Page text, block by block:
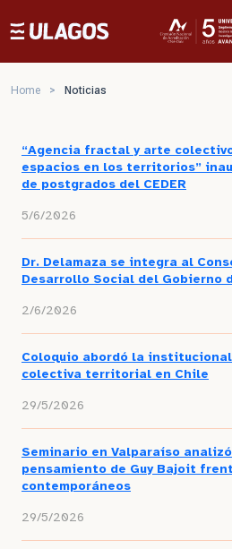
Ulagos
Home > Noticias
“Agencia fractal y arte
espacios en los territorios”
de postgrados del CEDER
5/6/2026
Dr. Delamaza se integra al
Desarrollo Social del Gobierno
2/6/2026
Coloquio abordó la
colectiva territorial en Chile
29/5/2026
Seminario en Valparaíso
pensamiento de Guy Bajoit
contemporáneos
29/5/2026